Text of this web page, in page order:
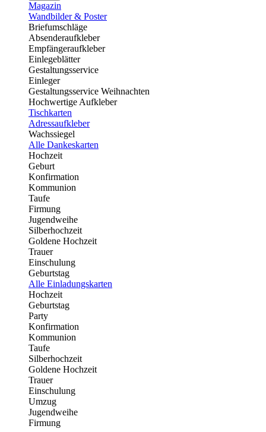
Magazin
Wandbilder & Poster
Briefumschläge
Absenderaufkleber
Empfängeraufkleber
Einlegeblätter
Gestaltungsservice
Einleger
Gestaltungsservice Weihnachten
Hochwertige Aufkleber
Tischkarten
Adressaufkleber
Wachssiegel
Alle Dankeskarten
Hochzeit
Geburt
Konfirmation
Kommunion
Taufe
Firmung
Jugendweihe
Silberhochzeit
Goldene Hochzeit
Trauer
Einschulung
Geburtstag
Alle Einladungskarten
Hochzeit
Geburtstag
Party
Konfirmation
Kommunion
Taufe
Silberhochzeit
Goldene Hochzeit
Trauer
Einschulung
Umzug
Jugendweihe
Firmung